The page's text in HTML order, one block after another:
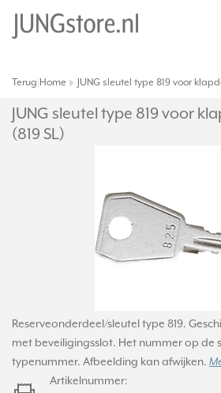
Terug Home JUNG sleutel type 819 voor
JUNG sleutel type 819 voor
(819 SL)
Reserveonderdeel/sleutel type 819.
met beveiligingsslot. Het nummer op de
typenummer. Afbeelding kan afwijken.
Artikelnummer: